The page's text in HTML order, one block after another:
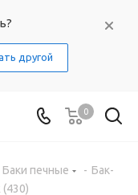
другой
0
Баки печные - Бак-